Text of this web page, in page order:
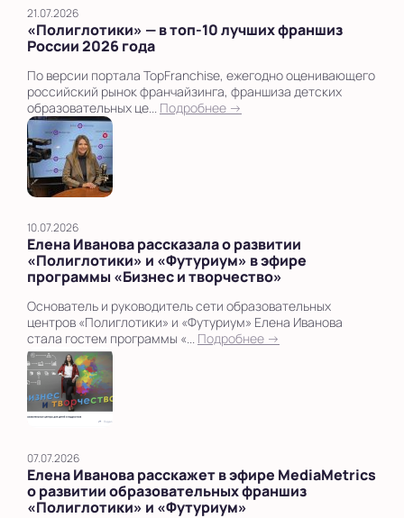
21.07.2026
«Полиглотики» — в топ‑10 лучших франшиз
России 2026 года
По версии портала TopFranchise, ежегодно оценивающего
российский рынок франчайзинга, франшиза детских
образовательных це... Подробнее →
10.07.2026
Елена Иванова рассказала о развитии
«Полиглотики» и «Футуриум» в эфире
программы «Бизнес и творчество»
Основатель и руководитель сети образовательных
центров «Полиглотики» и «Футуриум» Елена Иванова
стала гостем программы «... Подробнее →
07.07.2026
Елена Иванова расскажет в эфире MediaMetrics
о развитии образовательных франшиз
«Полиглотики» и «Футуриум»